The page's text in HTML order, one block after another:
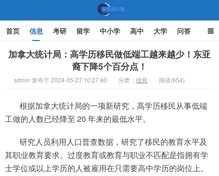
机遇教育网
首页 信息 考研 留学 中小学 高中 大学 问答
文化 家庭教育
加拿大统计局：高学历移民做低端工越来越少！东亚
裔下降5个百分点！
admin 发布于 2024-05-27 10:27:40 分类： 信息 阅读(654)
根据加拿大统计局的一项新研究，高学历移民从事低端
工做的人数已经降至 20 年来的最低水平。
研究人员利用人口普查数据，研究了移民的教育水平及
其职业教育要求。过度教育或教育与职业不匹配是指拥有学
士学位或以上学历的人被雇用在只需要高中学历的岗位上。